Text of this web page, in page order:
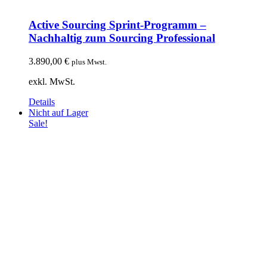
Active Sourcing Sprint-Programm –
Nachhaltig zum Sourcing Professional
3.890,00 € plus Mwst.
exkl. MwSt.
Details
Nicht auf Lager
Sale!